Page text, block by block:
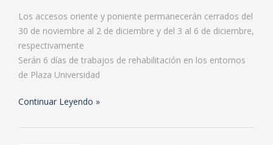
Los accesos oriente y poniente permanecerán cerrados del
30 de noviembre al 2 de diciembre y del 3 al 6 de diciembre,
respectivamente
Serán 6 días de trabajos de rehabilitación en los entornos
de Plaza Universidad
Continuar Leyendo